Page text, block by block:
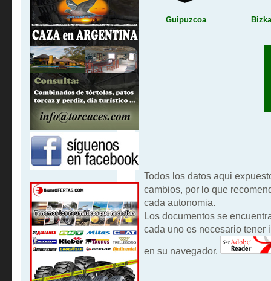
Guipuzcoa
Todos los datos aqui
cambios, por lo que
cada autonomia.
Los documentos se
cada uno es necesario tener
en su navegador.